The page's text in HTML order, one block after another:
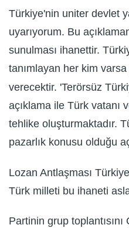
Türkiye'nin uniter devlet
uyarıyorum. Bu
sunulması ihanettir.
tanımlayan her kim
verecektir. 'Terörsüz
açıklama ile Türk vatanı
tehlike oluşturmaktadır.
pazarlık konusu olduğu
Lozan Antlaşması
Türk milleti bu ihaneti
Partinin grup